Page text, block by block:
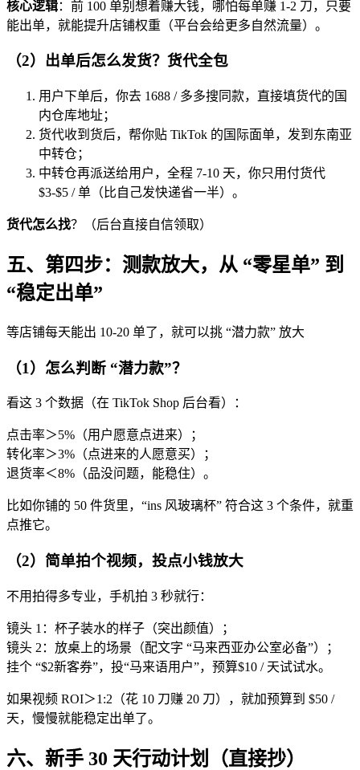
核心逻辑：前 100 单别想着赚大钱，哪怕每单赚 1-2 刀，只要
能出单，就能提升店铺权重（平台会给更多自然流量）。
（2）出单后怎么发货？货代全包
用户下单后，你去 1688 / 多多搜同款，直接填货代的国
内仓库地址；
货代收到货后，帮你贴 TikTok 的国际面单，发到东南亚
中转仓；
中转仓再派送给用户，全程 7-10 天，你只用付货代
$3-$5 / 单（比自己发快递省一半）。
货代怎么找？（后台直接自信领取）
五、第四步：测款放大，从 “零星单” 到
“稳定出单”
等店铺每天能出 10-20 单了，就可以挑 “潜力款” 放大
（1）怎么判断 “潜力款”？
看这 3 个数据（在 TikTok Shop 后台看）：
点击率＞5%（用户愿意点进来）；
转化率＞3%（点进来的人愿意买）；
退货率＜8%（品没问题，能稳住）。
比如你铺的 50 件货里，“ins 风玻璃杯” 符合这 3 个条件，就重
点推它。
（2）简单拍个视频，投点小钱放大
不用拍得多专业，手机拍 3 秒就行：
镜头 1：杯子装水的样子（突出颜值）；
镜头 2：放桌上的场景（配文字 “马来西亚办公室必备”）；
挂个 “$2新客券”，投“马来语用户”，预算$10 / 天试试水。
如果视频 ROI＞1:2（花 10 刀赚 20 刀），就加预算到 $50 /
天，慢慢就能稳定出单了。
六、新手 30 天行动计划（直接抄）